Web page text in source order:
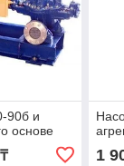
90б и
основе
1